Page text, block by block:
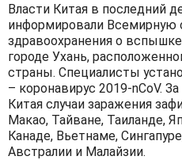
Власти Китая в последний
информировали Всемирную
здравоохранения о
городе Ухань,
страны. Специалисты
– коронавирус 2019-nCoV.
Китая случаи заражения
Макао, Тайване, Таиланде,
Канаде, Вьетнаме,
Австралии и Малайзии.